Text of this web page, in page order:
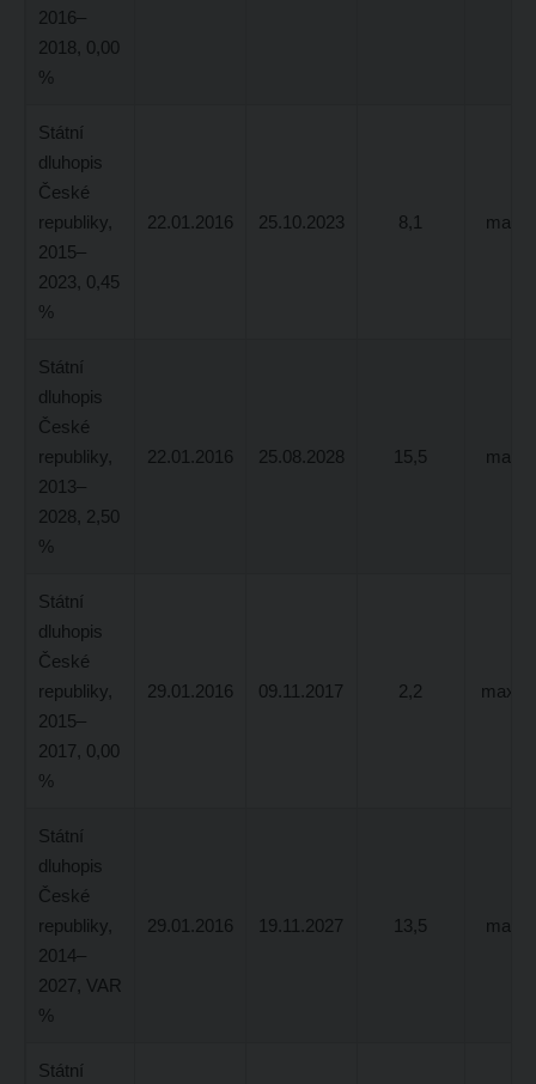
2016–
2018, 0,00
%
Státní
dluhopis
České
republiky,
2015–
2023, 0,45
%
22.01.2016 25.10.2023 8,1 max.
Státní
dluhopis
České
republiky,
2013–
2028, 2,50
%
22.01.2016 25.08.2028 15,5 max.
Státní
dluhopis
České
republiky,
2015–
2017, 0,00
%
29.01.2016 09.11.2017 2,2 max.
Státní
dluhopis
České
republiky,
2014–
2027, VAR
%
29.01.2016 19.11.2027 13,5 max.
Státní